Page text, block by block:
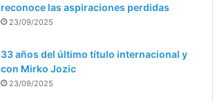
reconoce las aspiraciones perdidas
23/09/2025
33 años del último título internacional y
con Mirko Jozic
23/09/2025